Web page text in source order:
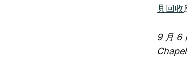
县回收
9 月 6